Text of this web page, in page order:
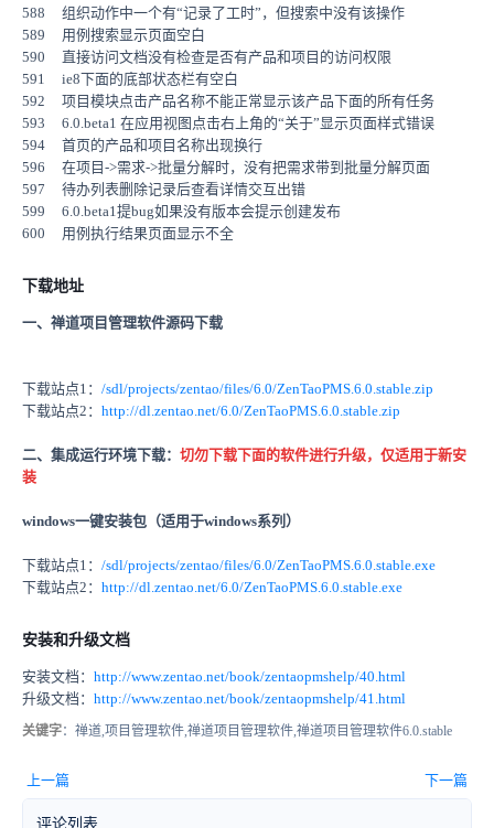
588 组织动作中一个有“记录了工时”，但搜索中没有该操作
589 用例搜索显示页面空白
590 直接访问文档没有检查是否有产品和项目的访问权限
591 ie8下面的底部状态栏有空白
592 项目模块点击产品名称不能正常显示该产品下面的所有任务
593 6.0.beta1 在应用视图点击右上角的“关于”显示页面样式错误
594 首页的产品和项目名称出现换行
596 在项目->需求->批量分解时，没有把需求带到批量分解页面
597 待办列表删除记录后查看详情交互出错
599 6.0.beta1提bug如果没有版本会提示创建发布
600 用例执行结果页面显示不全
下载地址
一、禅道项目管理软件源码下载
下载站点1： /sdl/projects/zentao/files/6.0/ZenTaoPMS.6.0.stable.zip
下载站点2： http://dl.zentao.net/6.0/ZenTaoPMS.6.0.stable.zip
二、集成运行环境下载： 切勿下载下面的软件进行升级，仅适用于新安
装
windows一键安装包（适用于windows系列）
下载站点1： /sdl/projects/zentao/files/6.0/ZenTaoPMS.6.0.stable.exe
下载站点2： http://dl.zentao.net/6.0/ZenTaoPMS.6.0.stable.exe
安装和升级文档
安装文档： http://www.zentao.net/book/zentaopmshelp/40.html
升级文档： http://www.zentao.net/book/zentaopmshelp/41.html
关键字：禅道,项目管理软件,禅道项目管理软件,禅道项目管理软件6.0.stable
上一篇 下一篇
评论列表